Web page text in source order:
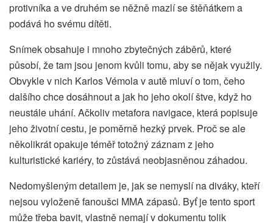
protivníka a ve druhém se něžně mazlí se štěňátkem a
podává ho svému dítěti.
Snímek obsahuje i mnoho zbytečných záběrů, které
působí, že tam jsou jenom kvůli tomu, aby se nějak využily.
Obvykle v nich Karlos Vémola v autě mluví o tom, čeho
dalšího chce dosáhnout a jak ho jeho okolí štve, když ho
neustále uhání. Ačkoliv metafora navigace, která popisuje
jeho životní cestu, je poměrně hezký prvek. Proč se ale
několikrát opakuje téměř totožný záznam z jeho
kulturistické kariéry, to zůstává neobjasněnou záhadou.
Nedomyšleným detailem je, jak se nemyslí na diváky, kteří
nejsou vyloženě fanoušci MMA zápasů. Byť je tento sport
může třeba bavit, vlastně nemají v dokumentu tolik